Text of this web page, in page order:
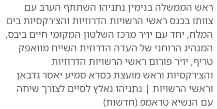
ראש הממשלה בנימין נתניהו השתתף הערב עם
צוותו בכנס ראשי הרשויות הדרוזיות והצ׳רקסיות בים
המלח, יחד עם יו״ר מרכז השלטון המקומי חיים ביבס,
המנהיג הרוחני של העדה הדרוזית השייח מוואפק
טריף, יו״ר פורום ראשי הרשויות הדרוזיות
והצ׳רקסיות וראש מועצת כסרא סמיע יאסר גדבאן
וראשי הרשויות | נתניהו נאלץ לסיים לצורך שיחה
עם הנשיא טראמפ (חדשות)